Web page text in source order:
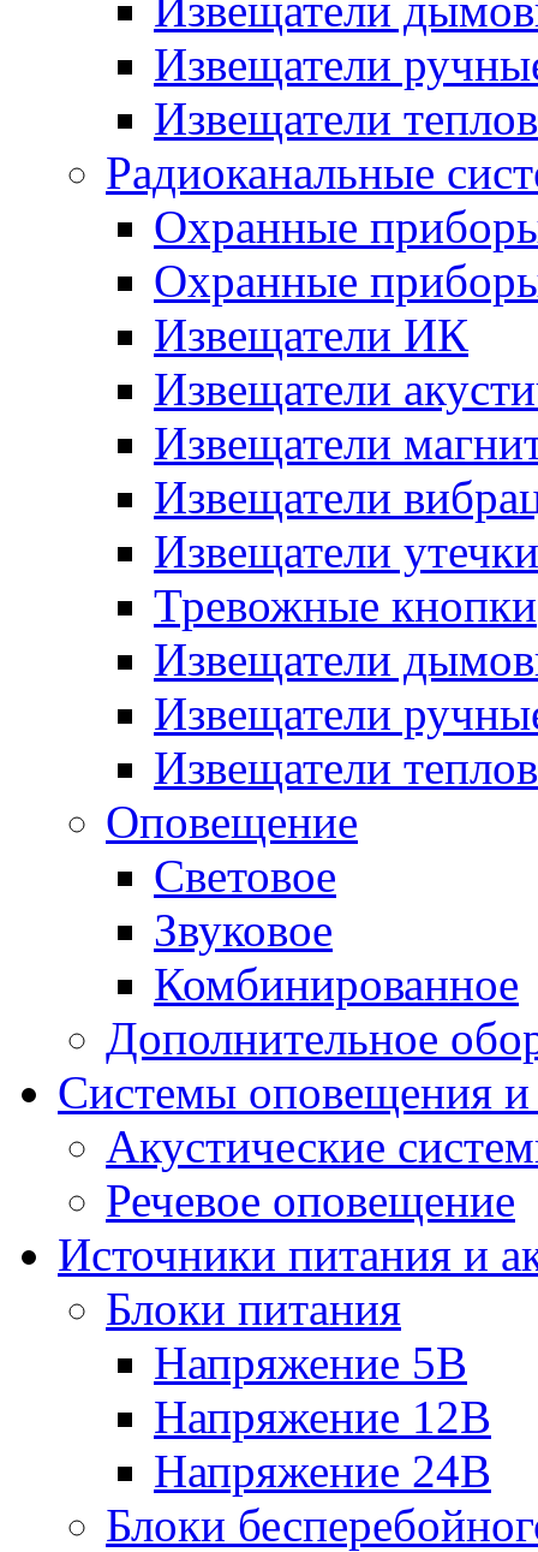
Извещатели
Извещатели
Радиоканальные
Охранные
Охранные
Извещатели ИК
Извещатели
Извещатели
Извещатели
Извещатели утечки
Тревожные кнопки
Извещатели
Извещатели
Извещатели
Оповещение
Световое
Звуковое
Комбинированное
Дополнительное
Системы оповещения и
Акустические
Речевое оповещение
Источники питания и
Блоки питания
Напряжение 5В
Напряжение 12В
Напряжение 24В
Блоки